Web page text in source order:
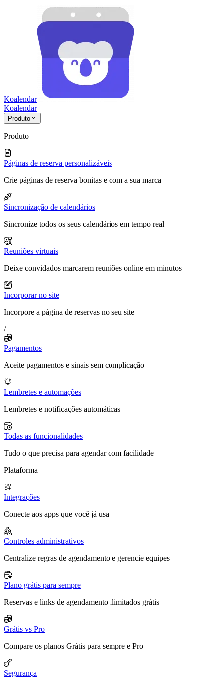
Koalendar
Koalendar
Produto
Produto
Páginas de reserva personalizáveis
Crie páginas de reserva bonitas e com a sua marca
Sincronização de calendários
Sincronize todos os seus calendários em tempo real
Reuniões virtuais
Deixe convidados marcarem reuniões online em minutos
Incorporar no site
Incorpore a página de reservas no seu site
/
Pagamentos
Aceite pagamentos e sinais sem complicação
Lembretes e automações
Lembretes e notificações automáticas
Todas as funcionalidades
Tudo o que precisa para agendar com facilidade
Plataforma
Integrações
Conecte aos apps que você já usa
Controles administrativos
Centralize regras de agendamento e gerencie equipes
Plano grátis para sempre
Reservas e links de agendamento ilimitados grátis
Grátis vs Pro
Compare os planos Grátis para sempre e Pro
Segurança